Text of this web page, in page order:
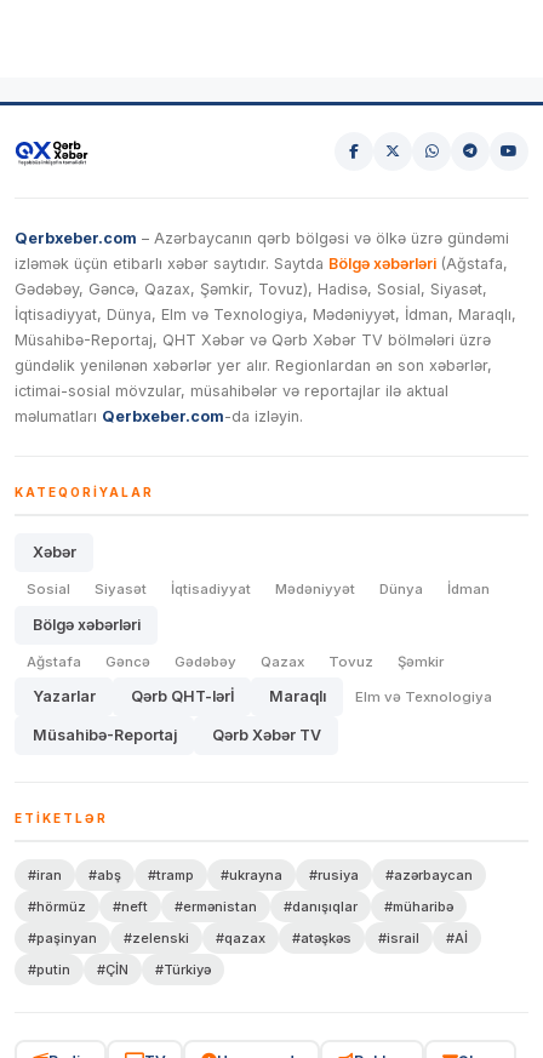
Qerbxeber.com – Azərbaycanın qərb bölgəsi və ölkə üzrə gündəmi
izləmək üçün etibarlı xəbər saytıdır. Saytda Bölgə xəbərləri (Ağstafa,
Gədəbəy, Gəncə, Qazax, Şəmkir, Tovuz), Hadisə, Sosial, Siyasət,
İqtisadiyyat, Dünya, Elm və Texnologiya, Mədəniyyət, İdman, Maraqlı,
Müsahibə-Reportaj, QHT Xəbər və Qərb Xəbər TV bölmələri üzrə
gündəlik yenilənən xəbərlər yer alır. Regionlardan ən son xəbərlər,
ictimai-sosial mövzular, müsahibələr və reportajlar ilə aktual
məlumatları Qerbxeber.com-da izləyin.
KATEQORIYALAR
Xəbər
Sosial Siyasət İqtisadiyyat Mədəniyyət Dünya İdman
Bölgə xəbərləri
Ağstafa Gəncə Gədəbəy Qazax Tovuz Şəmkir
Yazarlar Qərb QHT-lərİ Maraqlı Elm və Texnologiya
Müsahibə-Reportaj Qərb Xəbər TV
ETIKETLƏR
#iran #abş #tramp #ukrayna #rusiya
#azərbaycan
#hörmüz
#neft #ermənistan #danışıqlar
#müharibə
#paşinyan
#zelenski #qazax #atəşkəs #israil
#Aİ
#putin
#ÇİN #Türkiyə